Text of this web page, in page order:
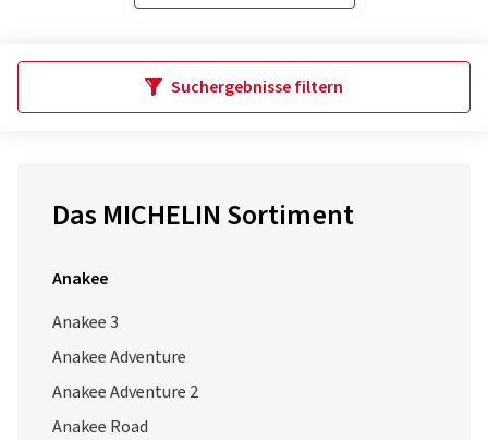
Suchergebnisse filtern
Das MICHELIN Sortiment
Anakee
Anakee 3
Anakee Adventure
Anakee Adventure 2
Anakee Road